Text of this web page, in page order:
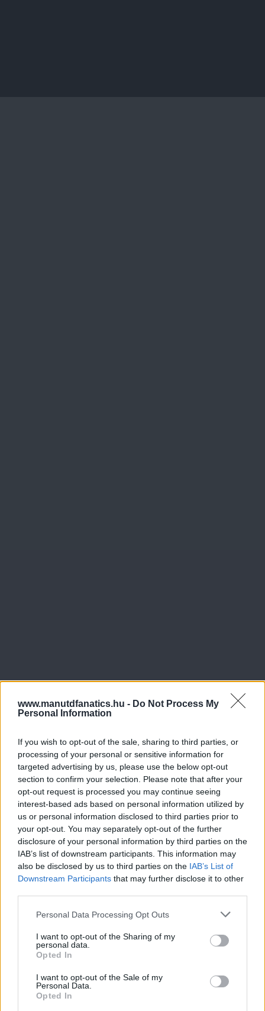
www.manutdfanatics.hu - Do Not Process My
Personal Information
If you wish to opt-out of the sale, sharing to third parties, or
processing of your personal or sensitive information for
targeted advertising by us, please use the below opt-out
section to confirm your selection. Please note that after your
opt-out request is processed you may continue seeing
interest-based ads based on personal information utilized by
us or personal information disclosed to third parties prior to
your opt-out. You may separately opt-out of the further
disclosure of your personal information by third parties on the
IAB’s list of downstream participants. This information may
also be disclosed by us to third parties on the IAB’s List of
Downstream Participants that may further disclose it to other
Please note that this website/app uses one or more Google
not limited to your visit or usage behaviour. You may click to
grant or deny consent to Google and its third-party tags to
use your data for below specified purposes in below Google
consent section.
Personal Data Processing Opt Outs
I want to opt-out of the Sharing of my
personal data.
Opted In
I want to opt-out of the Sale of my
Personal Data.
Opted In